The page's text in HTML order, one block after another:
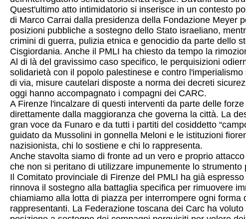
Quest'ultimo atto intimidatorio si inserisce in un contesto
di Marco Carrai dalla presidenza della Fondazione Meyer
posizioni pubbliche a sostegno dello Stato israeliano,
crimini di guerra, pulizia etnica e genocidio da parte dello
Cisgiordania. Anche il PMLI ha chiesto da tempo la
Al di là del gravissimo caso specifico, le perquisizioni
solidarietà con il popolo palestinese e contro
di via, misure cautelari disposte a norma dei decreti
oggi hanno accompagnato i compagni dei CARC.
A Firenze l'incalzare di questi interventi da parte delle
direttamente dalla maggioranza che governa la città. La
gran voce da Funaro e da tutti i partiti del cosiddetto
guidato da Mussolini in gonnella Meloni e le istituzioni
nazisionista, chi lo sostiene e chi lo rappresenta.
Anche stavolta siamo di fronte ad un vero e proprio
che non si peritano di utilizzare impunemente lo
Il Comitato provinciale di Firenze del PMLI ha già
rinnova il sostegno alla battaglia specifica per rimuovere
chiamiamo alla lotta di piazza per interrompere ogni
rappresentanti. La Federazione toscana dei Carc ha